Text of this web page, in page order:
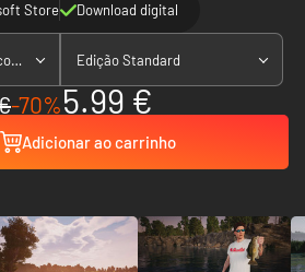
Store Download digital
Xbox One - compatível com Xbox Series X|S Edição Standard
-70%5.99 €
Adicionar ao carrinho